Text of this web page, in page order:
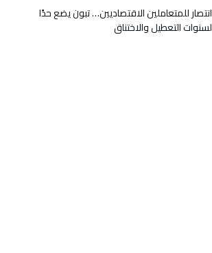
انتصار للمتعاملين الاقتصاديين… تبون يضع حدًا
لسنوات التعطيل والاختناق